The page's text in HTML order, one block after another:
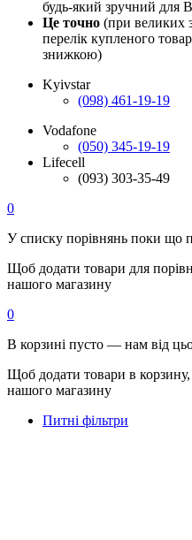
будь-який зручний для
Це точно (при великих
перелік купленого
знижкою)
Kyivstar
(098) 461-19-19
Vodafone
(050) 345-19-19
Lifecell
(093) 303-35-49
0
У списку порівнянь поки що
Щоб додати товари для
нашого магазину
0
В корзині пусто — нам від
Щоб додати товари в корзину,
нашого магазину
Питні фільтри